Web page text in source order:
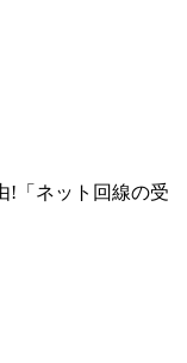
!「ネット回線の受